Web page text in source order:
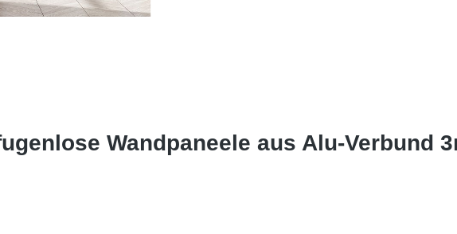
Wandpaneele aus Alu-Verbund